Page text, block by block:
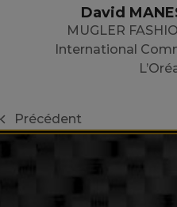
David
MUGLER
International
previous
Précédent